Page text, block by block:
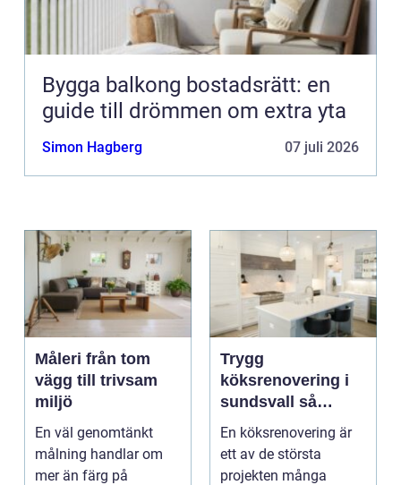
Bygga balkong bostadsrätt: en
guide till drömmen om extra yta
Simon Hagberg 07 juli 2026
Måleri från tom
vägg till trivsam
miljö
En väl genomtänkt
målning handlar om
mer än färg på
Trygg
köksrenovering i
sundsvall så
skapar du ett kök
som håller länge
En köksrenovering är
ett av de största
projekten många